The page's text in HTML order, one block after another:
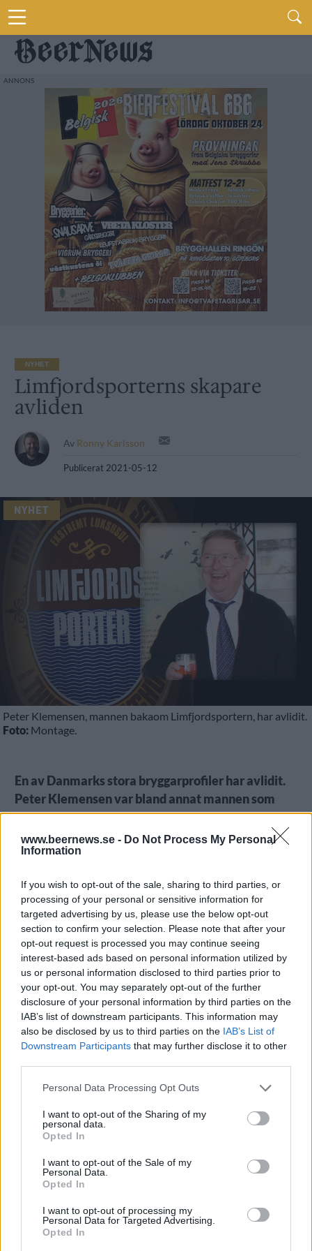
www.beernews.se - Do Not Process My Personal
Information
If you wish to opt-out of the sale, sharing to third parties, or
processing of your personal or sensitive information for
targeted advertising by us, please use the below opt-out
section to confirm your selection. Please note that after your
opt-out request is processed you may continue seeing
interest-based ads based on personal information utilized by
us or personal information disclosed to third parties prior to
your opt-out. You may separately opt-out of the further
disclosure of your personal information by third parties on the
IAB’s list of downstream participants. This information may
also be disclosed by us to third parties on the IAB’s List of
Downstream Participants that may further disclose it to other
Personal Data Processing Opt Outs
I want to opt-out of the Sharing of my
personal data.
Opted In
I want to opt-out of the Sale of my
Personal Data.
Opted In
I want to opt-out of processing my
Personal Data for Targeted Advertising.
Opted In
NYHET
Limfjordsporterns skapare
avliden
Av Ronny Karlsson
Publicerat 2021-05-12
NYHET
Peter Klemensen, mannen bakaom Limfjordsportern, har avlidit.
Foto: Montage.
En av Danmarks stora bryggarprofiler har avlidit.
Peter Klemensen var bland annat mannen som
skapade ölet Limfjordsporter.
Klemensen ägnade i princip hela sitt arbetsliv åt att
han flyttade till Vestfyen, där han stannade i sex år.
1981 kom han till Thisted Bryghus och där blev han
kvar i hela 28 år.
Klemensen var mannen bakom flera viktiga öl för
Thisted Bryghus, men inget öl fick sådant genomslag